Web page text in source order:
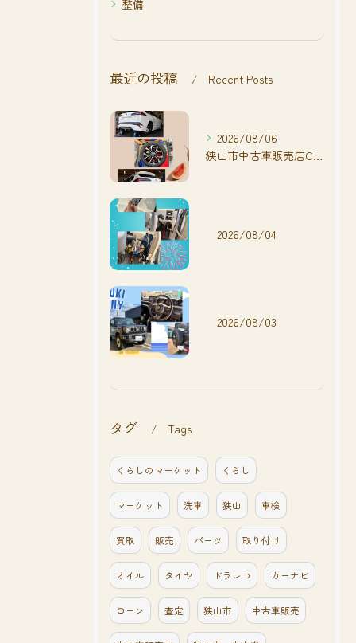
整備
最近の投稿 Recent Posts
2026/08/06
狭山市中古車販売店CarShop FACT.🚗
2026/08/04
2026/08/03
タグ Tags
くらしのマーケット くらし
マーケット 洗車 狭山 車検
買取 販売 パーツ 取り付け
オイル タイヤ ドラレコ カーナビ
ローン 査定 狭山市 中古車販売